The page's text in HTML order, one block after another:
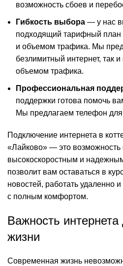
возможность сбоев и
Гибкость выбора — у нас
подходящий тарифный план
и объемом трафика. Мы
безлимитный интернет, так
объемом трафика.
Профессиональная
поддержки готова помочь
Мы предлагаем телефон
Подключение интернета в
«Лайково» — это возможность
высокоскоростным и
позволит вам оставаться в
новостей, работать удаленно
с полным комфортом.
Важность
жизни
Современная жизнь